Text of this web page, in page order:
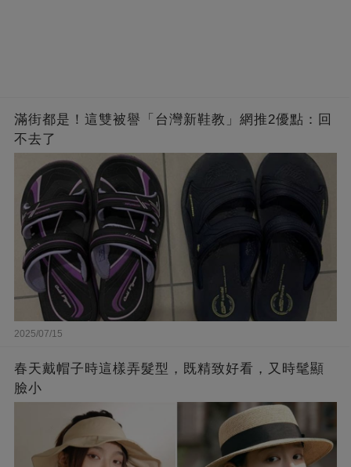
滿街都是！這雙被譽「台灣新鞋教」網推2優點：回
不去了
2025/07/15
春天戴帽子時這樣弄髮型，既精致好看，又時髦顯
臉小